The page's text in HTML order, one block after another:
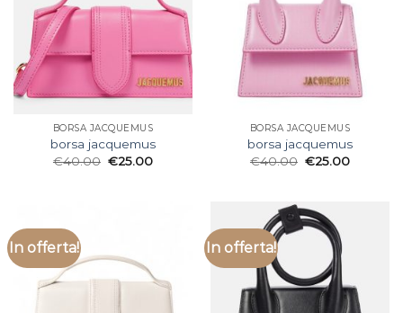
BORSA JACQUEMUS
borsa jacquemus
€40.00 €25.00
BORSA JACQUEMUS
borsa jacquemus
€40.00 €25.00
In offerta! In offerta!